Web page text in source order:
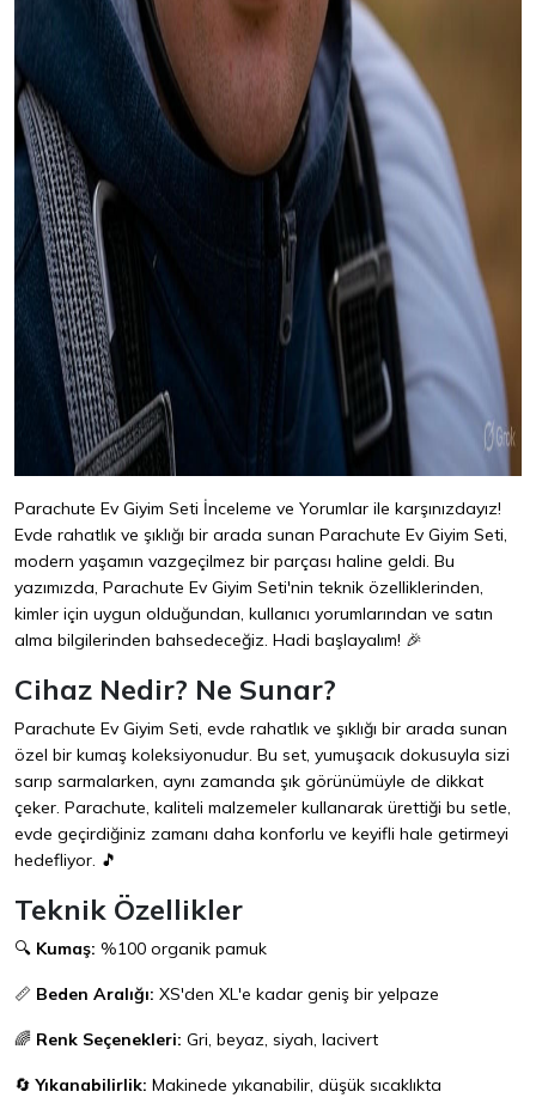
Parachute Ev Giyim Seti İnceleme ve Yorumlar ile karşınızdayız!
Evde rahatlık ve şıklığı bir arada sunan Parachute Ev Giyim Seti,
modern yaşamın vazgeçilmez bir parçası haline geldi. Bu
yazımızda, Parachute Ev Giyim Seti'nin teknik özelliklerinden,
kimler için uygun olduğundan, kullanıcı yorumlarından ve satın
alma bilgilerinden bahsedeceğiz. Hadi başlayalım! 🎉
Cihaz Nedir? Ne Sunar?
Parachute Ev Giyim Seti, evde rahatlık ve şıklığı bir arada sunan
özel bir kumaş koleksiyonudur. Bu set, yumuşacık dokusuyla sizi
sarıp sarmalarken, aynı zamanda şık görünümüyle de dikkat
çeker. Parachute, kaliteli malzemeler kullanarak ürettiği bu setle,
evde geçirdiğiniz zamanı daha konforlu ve keyifli hale getirmeyi
hedefliyor. 🎵
Teknik Özellikler
🔍 Kumaş: %100 organik pamuk
📏 Beden Aralığı: XS'den XL'e kadar geniş bir yelpaze
🌈 Renk Seçenekleri: Gri, beyaz, siyah, lacivert
🔄Yıkanabilirlik: Makinede yıkanabilir, düşük sıcaklıkta